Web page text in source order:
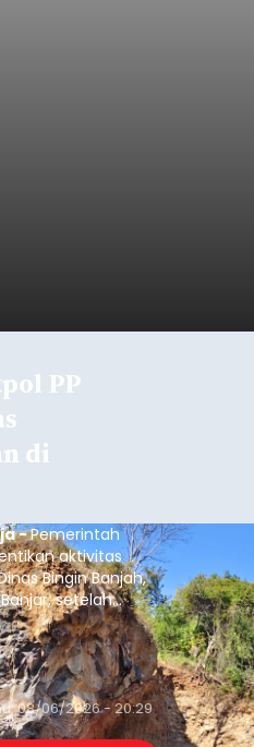
PP
di
-Pemerintah
aktivitas
Bingin Banjah,
setelah
peruntukan
08/06/2026 - 20:29